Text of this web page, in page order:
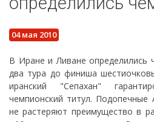
04 мая 2010
В Иране и Ливане определились
два тура до финиша
иранский "Сепахан"
чемпионский титул.
не растеряют преимущество в